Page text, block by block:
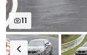
11